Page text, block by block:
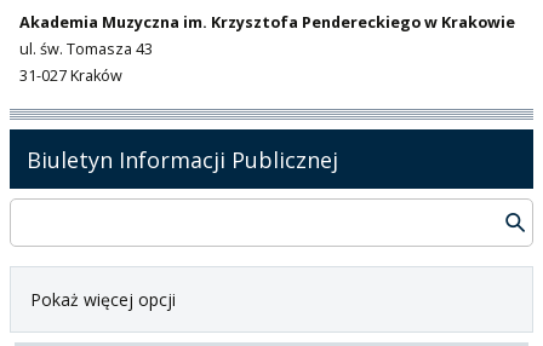
Akademia Muzyczna im. Krzysztofa Pendereckiego w Krakowie
ul. św. Tomasza 43
31-027 Kraków
Biuletyn Informacji Publicznej
Pokaż więcej opcji